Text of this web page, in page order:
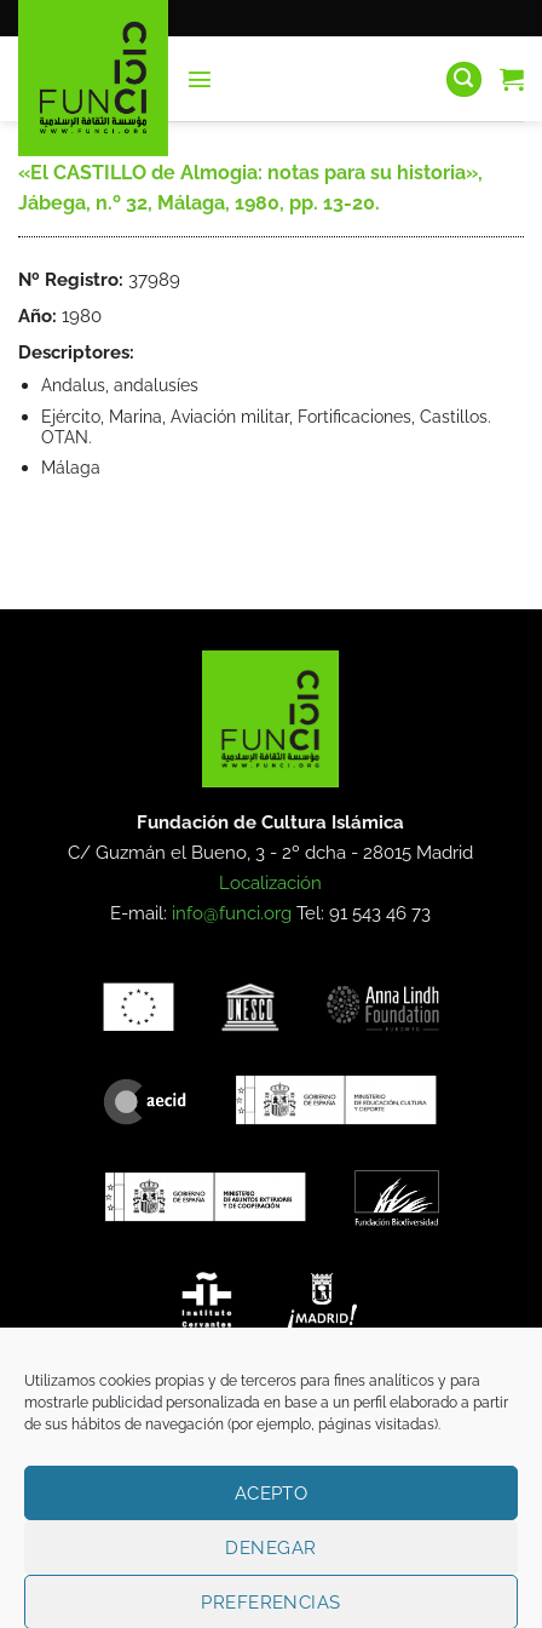
Utilizamos cookies propias y de terceros para fines analíticos y para
mostrarle publicidad personalizada en base a un perfil elaborado a partir
de sus hábitos de navegación (por ejemplo, páginas visitadas).
ACEPTO
DENEGAR
PREFERENCIAS
al
«El CASTILLO de Almogia: notas para su historia»,
Jábega, n.º 32, Málaga, 1980, pp. 13-20.
Nº Registro: 37989
Año: 1980
Descriptores:
Andalus, andalusíes
Ejército, Marina, Aviación militar, Fortificaciones, Castillos.
OTAN.
Málaga
Fundación de Cultura Islámica
C/ Guzmán el Bueno, 3 - 2º dcha -28015 Madrid
Localización
E-mail: info@funci.org Tel: 91 543 46 73
TÉRMINOS Y CONDICIONES
Copyright 2026 ©FunciFUNCI es titular de los derechos de propiedad
intelectual e industrial de este sitio web, y es también titular o tiene la